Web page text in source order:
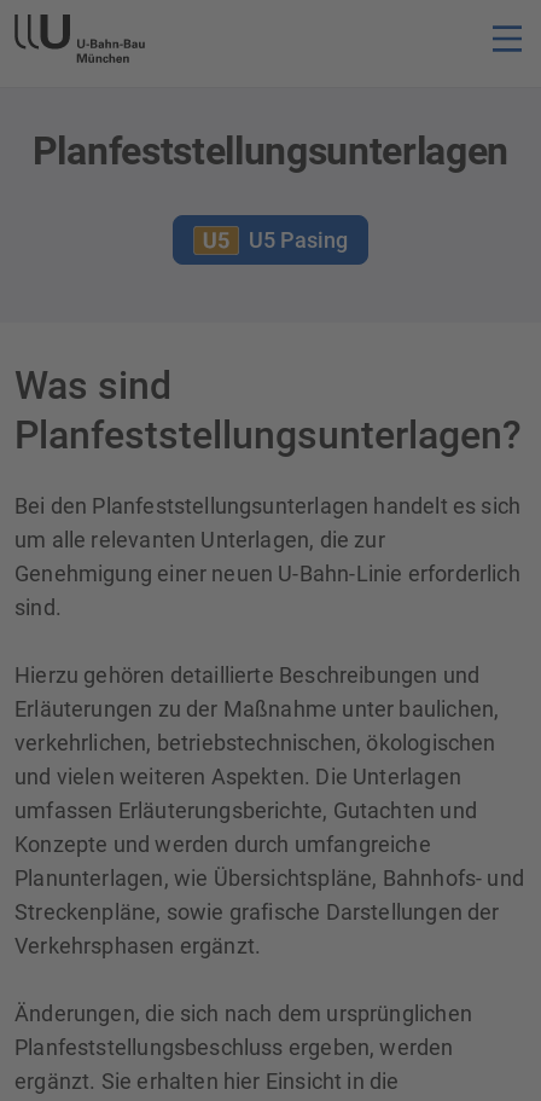
Planfeststellungsunterlagen
U5 Pasing
Was sind
Planfeststellungsunterlagen?
Bei den Planfeststellungsunterlagen handelt es sich
um alle relevanten Unterlagen, die zur
Genehmigung einer neuen U-Bahn-Linie erforderlich
sind.
Hierzu gehören detaillierte Beschreibungen und
Erläuterungen zu der Maßnahme unter baulichen,
verkehrlichen, betriebstechnischen, ökologischen
und vielen weiteren Aspekten. Die Unterlagen
umfassen Erläuterungsberichte, Gutachten und
Konzepte und werden durch umfangreiche
Planunterlagen, wie Übersichtspläne, Bahnhofs- und
Streckenpläne, sowie grafische Darstellungen der
Verkehrsphasen ergänzt.
Änderungen, die sich nach dem ursprünglichen
Planfeststellungsbeschluss ergeben, werden
ergänzt. Sie erhalten hier Einsicht in die